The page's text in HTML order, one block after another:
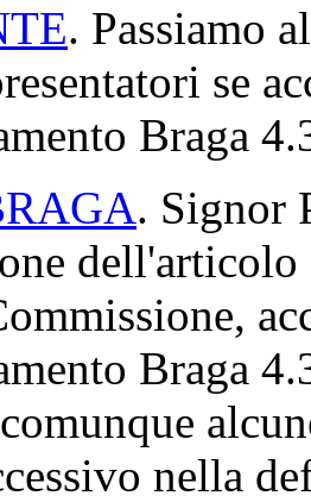
. Passiamo
se
Braga
. Signor
dell'articolo
Braga
nella